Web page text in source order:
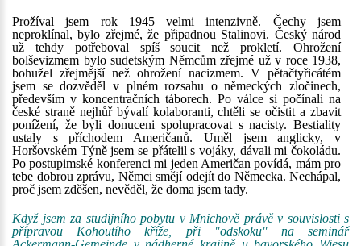
Prožíval jsem rok 1945 velmi intenzivně. Čechy jsem
neproklínal, bylo zřejmé, že připadnou Stalinovi. Český národ
už tehdy potřeboval spíš soucit než prokletí. Ohrožení
bolševizmem bylo sudetským Němcům zřejmé už v roce 1938,
bohužel zřejmější než ohrožení nacizmem. V pětačtyřicátém
jsem se dozvěděl v plném rozsahu o německých zločinech,
především v koncentračních táborech. Po válce si počínali na
české straně nejhůř bývalí kolaboranti, chtěli se očistit a zbavit
ponížení, že byli donuceni spolupracovat s nacisty. Bestiality
ustaly s příchodem Američanů. Uměl jsem anglicky, v
Horšovském Týně jsem se přátelil s vojáky, dávali mi čokoládu.
Po postupimské konferenci mi jeden Američan povídá, mám pro
tebe dobrou zprávu, Němci smějí odejít do Německa. Nechápal,
proč jsem zděšen, nevěděl, že doma jsem tady.
Když jsem za studijního pobytu v Mnichově právě v souvislosti s
přípravou Kohoutího kříže, při "odskoku" na seminář